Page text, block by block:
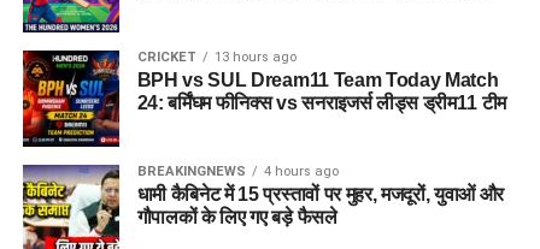
CRICKET 13 hours ago
BPH vs SUL Dream11 Team Today Match
24: बर्मिंघम फीनिक्स vs सनराइजर्स लीड्स ड्रीम11 टीम
BREAKINGNEWS 4 hours ago
धामी कैबिनेट में 15 प्रस्तावों पर मुहर, मजदूरों, युवाओं और
गौपालकों के लिए गए बड़े फैसले